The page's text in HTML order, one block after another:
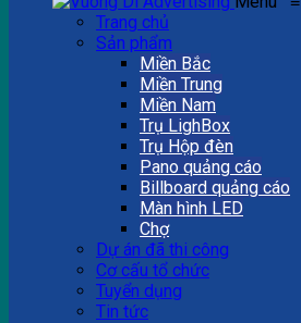
Trang chủ
Sản phẩm
Miền Bắc
Miền Trung
Miền Nam
Trụ LighBox
Trụ Hộp đèn
Pano quảng cáo
Billboard quảng cáo
Màn hình LED
Chợ
Dự án đã thi công
Cơ cấu tổ chức
Tuyển dụng
Tin tức